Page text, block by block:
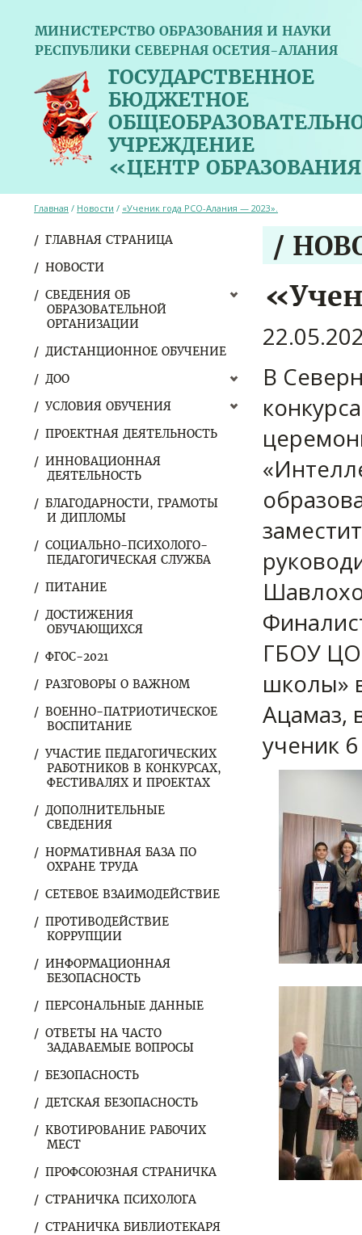
МИНИСТЕРСТВО ОБРАЗОВАНИЯ И НАУКИ
РЕСПУБЛИКИ СЕВЕРНАЯ ОСЕТИЯ-АЛАНИЯ
ГОСУДАРСТВЕННОЕ
БЮДЖЕТНОЕ
УЧРЕЖДЕНИЕ
«ЦЕНТР
ГЛАВНАЯ СТРАНИЦА
НОВОСТИ
СВЕДЕНИЯ ОБ
ОБРАЗОВАТЕЛЬНОЙ
ОРГАНИЗАЦИИ
ДИСТАНЦИОННОЕ ОБУЧЕНИЕ
ДОО
УСЛОВИЯ ОБУЧЕНИЯ
ПРОЕКТНАЯ ДЕЯТЕЛЬНОСТЬ
ИННОВАЦИОННАЯ
ДЕЯТЕЛЬНОСТЬ
БЛАГОДАРНОСТИ, ГРАМОТЫ
И ДИПЛОМЫ
СОЦИАЛЬНО-ПСИХОЛОГО-
ПЕДАГОГИЧЕСКАЯ СЛУЖБА
ПИТАНИЕ
ДОСТИЖЕНИЯ
ОБУЧАЮЩИХСЯ
ФГОС-2021
РАЗГОВОРЫ О ВАЖНОМ
ВОЕННО-ПАТРИОТИЧЕСКОЕ
ВОСПИТАНИЕ
УЧАСТИЕ ПЕДАГОГИЧЕСКИХ
РАБОТНИКОВ В КОНКУРСАХ,
ФЕСТИВАЛЯХ И ПРОЕКТАХ
ДОПОЛНИТЕЛЬНЫЕ
СВЕДЕНИЯ
НОРМАТИВНАЯ БАЗА ПО
ОХРАНЕ ТРУДА
СЕТЕВОЕ ВЗАИМОДЕЙСТВИЕ
ПРОТИВОДЕЙСТВИЕ
КОРРУПЦИИ
ИНФОРМАЦИОННАЯ
БЕЗОПАСНОСТЬ
ПЕРСОНАЛЬНЫЕ ДАННЫЕ
ОТВЕТЫ НА ЧАСТО
ЗАДАВАЕМЫЕ ВОПРОСЫ
БЕЗОПАСНОСТЬ
ДЕТСКАЯ БЕЗОПАСНОСТЬ
КВОТИРОВАНИЕ РАБОЧИХ
МЕСТ
ПРОФСОЮЗНАЯ СТРАНИЧКА
СТРАНИЧКА ПСИХОЛОГА
СТРАНИЧКА БИБЛИОТЕКАРЯ
Главная / Новости / «Ученик года РСО-Алания — 2023».
/
В
ГБОУ ЦО
школы»
Ацамаз,
ученик